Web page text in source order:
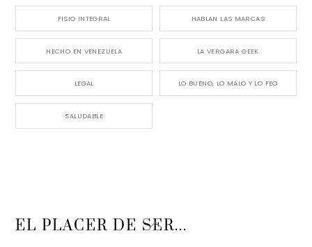
FISIO INTEGRAL HABLAN LAS MARCAS
HECHO EN VENEZUELA LA VERGARA GEEK
LEGAL LO BUENO, LO MALO Y LO FEO
SALUDABLE
Back
EL PLACER DE SER...